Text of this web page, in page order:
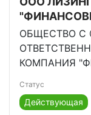
ОБЩЕСТВО С
КОМПАНИЯ
Статус
Действующая